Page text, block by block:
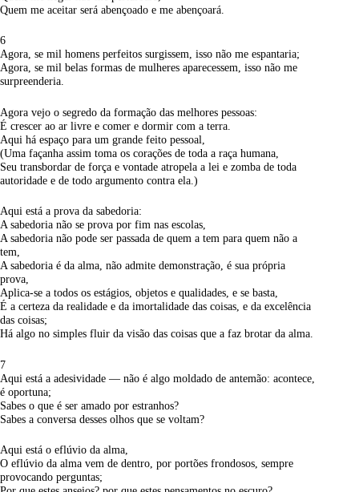
Quem me aceitar será abençoado e me abençoará.
6
Agora, se mil homens perfeitos surgissem, isso não me espantaria;
Agora, se mil belas formas de mulheres aparecessem, isso não me
surpreenderia.
Agora vejo o segredo da formação das melhores pessoas:
É crescer ao ar livre e comer e dormir com a terra.
Aqui há espaço para um grande feito pessoal,
(Uma façanha assim toma os corações de toda a raça humana,
Seu transbordar de força e vontade atropela a lei e zomba de toda
autoridade e de todo argumento contra ela.)
Aqui está a prova da sabedoria:
A sabedoria não se prova por fim nas escolas,
A sabedoria não pode ser passada de quem a tem para quem não a
tem,
A sabedoria é da alma, não admite demonstração, é sua própria
prova,
Aplica-se a todos os estágios, objetos e qualidades, e se basta,
É a certeza da realidade e da imortalidade das coisas, e da excelência
das coisas;
Há algo no simples fluir da visão das coisas que a faz brotar da alma.
7
Aqui está a adesividade — não é algo moldado de antemão: acontece,
é oportuna;
Sabes o que é ser amado por estranhos?
Sabes a conversa desses olhos que se voltam?
Aqui está o eflúvio da alma,
O eflúvio da alma vem de dentro, por portões frondosos, sempre
provocando perguntas;